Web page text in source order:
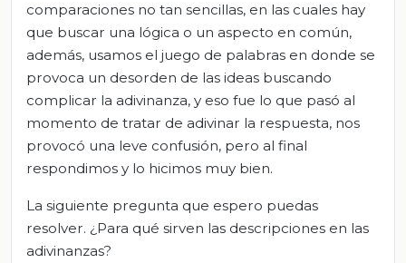
comparaciones no tan sencillas, en las cuales hay
que buscar una lógica o un aspecto en común,
además, usamos el juego de palabras en donde se
provoca un desorden de las ideas buscando
complicar la adivinanza, y eso fue lo que pasó al
momento de tratar de adivinar la respuesta, nos
provocó una leve confusión, pero al final
respondimos y lo hicimos muy bien.
La siguiente pregunta que espero puedas
resolver. ¿Para qué sirven las descripciones en las
adivinanzas?